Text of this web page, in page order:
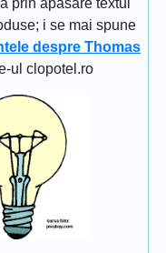
prin apasare textul
i se mai spune
despre Thomas
ul clopotel.ro